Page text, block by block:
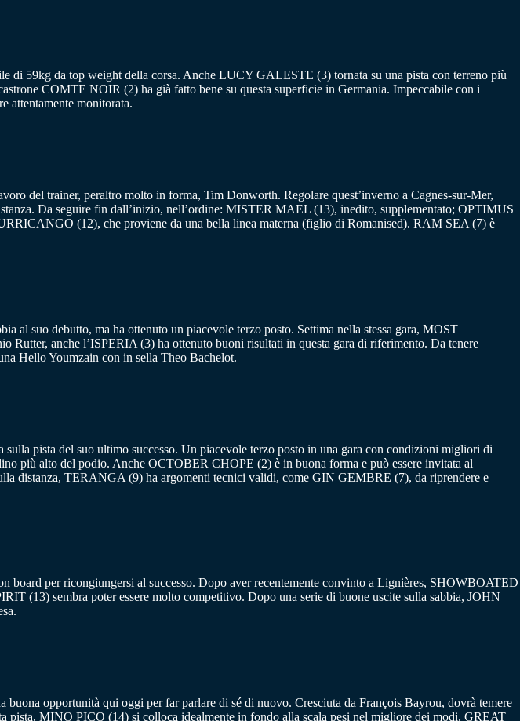
di 59kg da top weight della corsa. Anche LUCY GALESTE (3) tornata su una pista con terreno più
COMTE NOIR (2) ha già fatto bene su questa superficie in Germania. Impeccabile con i
attentamente monitorata.
del trainer, peraltro molto in forma, Tim Donworth. Regolare quest’inverno a Cagnes-sur-Mer,
Da seguire fin dall’inizio, nell’ordine: MISTER MAEL (13), inedito, supplementato; OPTIMUS
(12), che proviene da una bella linea materna (figlio di Romanised). RAM SEA (7) è
al suo debutto, ma ha ottenuto un piacevole terzo posto. Settima nella stessa gara, MOST
anche l’ISPERIA (3) ha ottenuto buoni risultati in questa gara di riferimento. Da tenere
Hello Youmzain con in sella Theo Bachelot.
sulla pista del suo ultimo successo. Un piacevole terzo posto in una gara con condizioni migliori di
più alto del podio. Anche OCTOBER CHOPE (2) è in buona forma e può essere invitata al
distanza, TERANGA (9) ha argomenti tecnici validi, come GIN GEMBRE (7), da riprendere e
board per ricongiungersi al successo. Dopo aver recentemente convinto a Lignières, SHOWBOATED
(13) sembra poter essere molto competitivo. Dopo una serie di buone uscite sulla sabbia, JOHN
buona opportunità qui oggi per far parlare di sé di nuovo. Cresciuta da François Bayrou, dovrà temere
pista, MINO PICO (14) si colloca idealmente in fondo alla scala pesi nel migliore dei modi. GREAT